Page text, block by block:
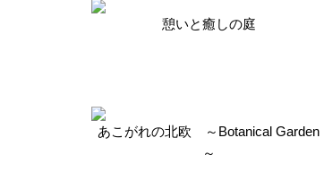
憩いと癒しの庭
あこがれの北欧 ～Botanical Garden
～